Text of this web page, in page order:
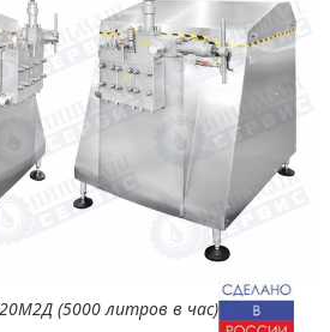
(5000 литров в час)